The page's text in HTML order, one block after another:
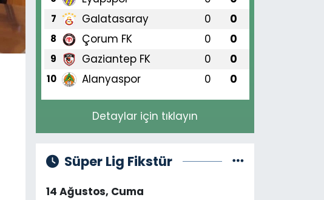
7 Galatasaray 0 0
8 Çorum FK 0 0
9 Gaziantep FK 0 0
10 Alanyaspor 0 0
Detaylar için tıklayın
Süper Lig Fikstür
14 Ağustos, Cuma